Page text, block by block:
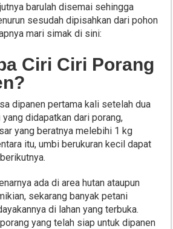
barulah disemai sehingga
sesudah dipisahkan dari pohon
mari simak di sini:
Ciri Ciri Porang
dipanen pertama kali setelah dua
yang didapatkan dari porang,
yang beratnya melebihi 1 kg
itu, umbi berukuran kecil dapat
ada di area hutan ataupun
sekarang banyak petani
di lahan yang terbuka.
yang telah siap untuk dipanen